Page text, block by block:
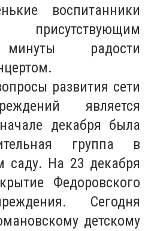
воспитанники
минуты радости
развития сети
является
декабря была
группа в
саду. На 23 декабря
Федоровского
Сегодня
детскому